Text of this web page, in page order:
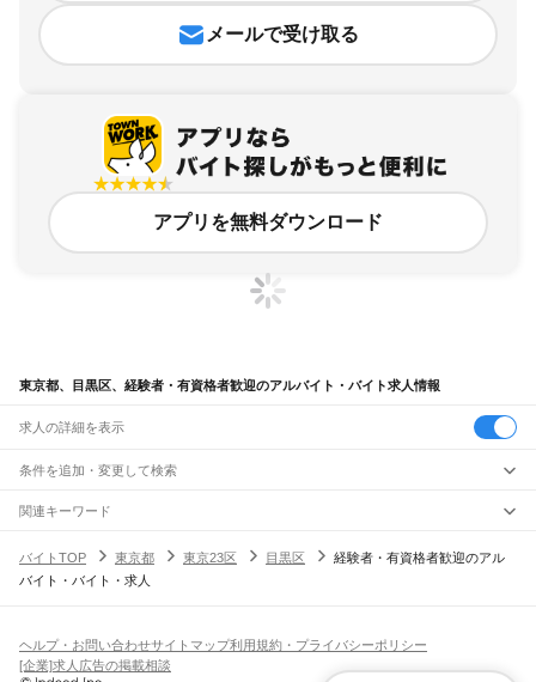
メールで受け取る
アプリを無料ダウンロード
東京都、目黒区、経験者・有資格者歓迎のアルバイト・バイト求人情報
求人の詳細を表示
条件を追加・変更して検索
市区町村を追加・変更
東京都すべて
東京23区 すべて
江戸川区
八王子市立川市武蔵野市 昭島市調布市町田市小金井市
駅を追加・変更
JR山手線
大崎駅五反田駅目黒駅恵比寿駅 代々木駅
職種を追加・変更
飲食・フードサービスすべて
ホールスタッフキッチンスタッフ
人気
雇用形態を追加・変更
関連キーワード
東京都 東京23区 目黒区 主婦歓迎東京都 東京23区 目黒区 正社員登用あり
東京都 東京23区 目黒区 学生歓迎 手渡し
バイトTOP 東京都 東京23区 目黒区
経験者・有資格者歓迎のアル
バイト・バイト・求人
ヘルプ・お問い合わせサイトマップ利用規約・プライバシーポリシー
[企業]求人広告の掲載相談